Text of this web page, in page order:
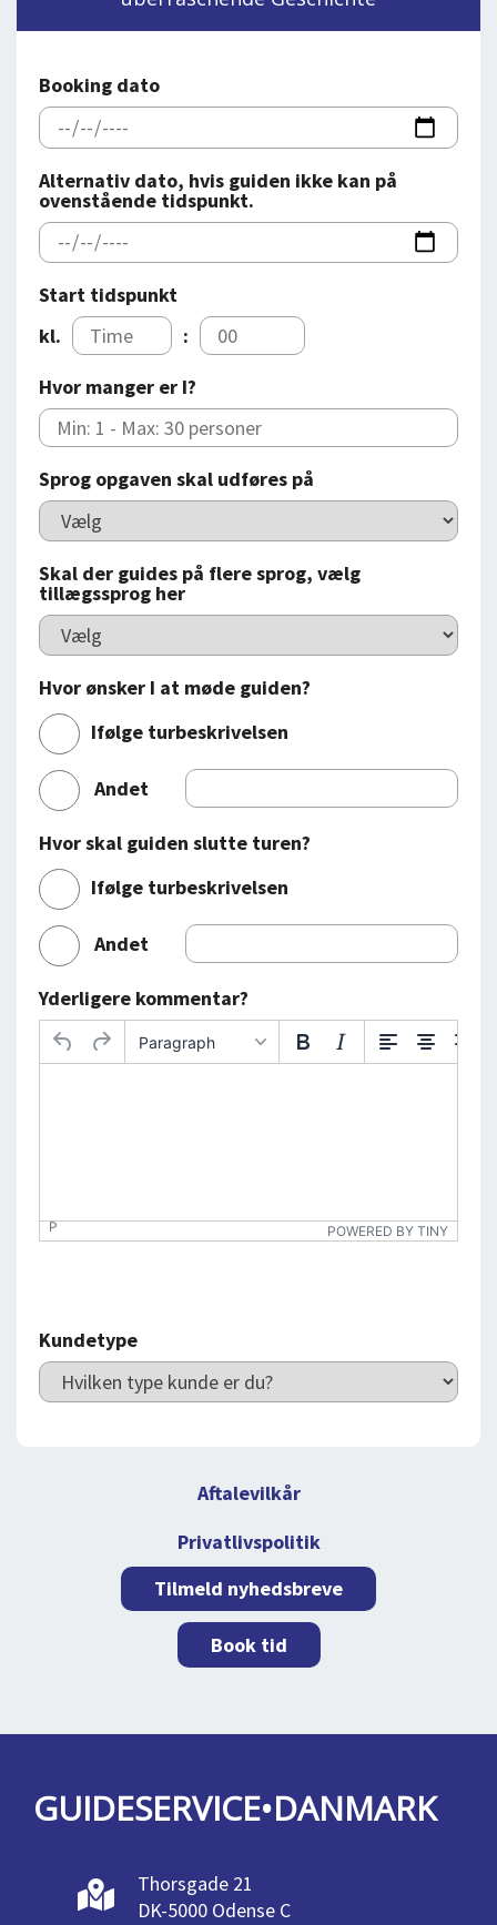
FOREDRAG
OM OS
Booking dato
Alternativ dato, hvis guiden ikke kan på
ovenstående tidspunkt.
Start tidspunkt
kl.
:
Hvor manger er I?
Sprog opgaven skal udføres på
Skal der guides på flere sprog, vælg
tillægssprog her
Hvor ønsker I at møde guiden?
Ifølge turbeskrivelsen
Andet
Hvor skal guiden slutte turen?
Ifølge turbeskrivelsen
Andet
Yderligere kommentar?
Paragraph
P POWERED BY TINY
Kundetype
Tilmeld nyhedsbreve
Aftalevilkår
Privatlivspolitik
Book tid
GUIDESERVICE•DANMARK
Thorsgade 21
DK-5000 Odense C